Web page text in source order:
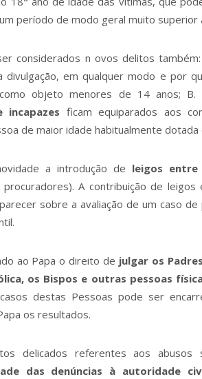
período de modo geral muito superior
considerados n ovos delitos
divulgação, em qualquer modo e por
objeto menores de 14 anos; B.
incapazes ficam equiparados aos
de maior idade habitualmente
a introdução de leigos entre
A contribuição de
sobre a avaliação de um caso
ao Papa o direito de julgar os
os Bispos e outras pessoas
destas Pessoas pode ser
os resultados.
delicados referentes aos abusos
das denúncias à autoridade